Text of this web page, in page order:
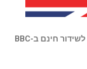
לשידור חינם ב-BBC